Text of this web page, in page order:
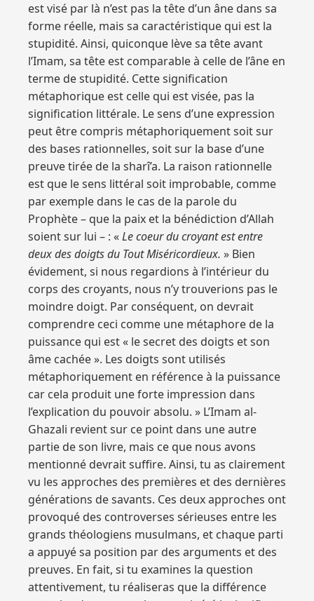
est visé par là n’est pas la tête d’un âne dans sa
forme réelle, mais sa caractéristique qui est la
stupidité. Ainsi, quiconque lève sa tête avant
l’Imam, sa tête est comparable à celle de l’âne en
terme de stupidité. Cette signification
métaphorique est celle qui est visée, pas la
signification littérale. Le sens d’une expression
peut être compris métaphoriquement soit sur
des bases rationnelles, soit sur la base d’une
preuve tirée de la sharî’a. La raison rationnelle
est que le sens littéral soit improbable, comme
par exemple dans le cas de la parole du
Prophète – que la paix et la bénédiction d’Allah
soient sur lui – : «Le coeur du croyant est entre
deux des doigts du Tout Miséricordieux. » Bien
évidement, si nous regardions à l’intérieur du
corps des croyants, nous n’y trouverions pas le
moindre doigt. Par conséquent, on devrait
comprendre ceci comme une métaphore de la
puissance qui est « le secret des doigts et son
âme cachée ». Les doigts sont utilisés
métaphoriquement en référence à la puissance
car cela produit une forte impression dans
l’explication du pouvoir absolu. » L’Imam al-
Ghazali revient sur ce point dans une autre
partie de son livre, mais ce que nous avons
mentionné devrait suffire. Ainsi, tu as clairement
vu les approches des premières et des dernières
générations de savants. Ces deux approches ont
provoqué des controverses sérieuses entre les
grands théologiens musulmans, et chaque parti
a appuyé sa position par des arguments et des
preuves. En fait, si tu examines la question
attentivement, tu réaliseras que la différence